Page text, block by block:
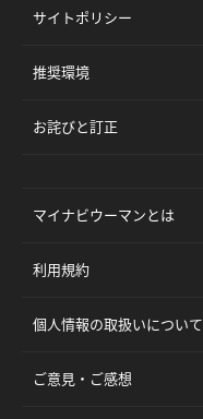
サイトポリシー
推奨環境
お詫びと訂正
マイナビウーマンとは
利用規約
個人情報の取扱いについて
ご意見・ご感想